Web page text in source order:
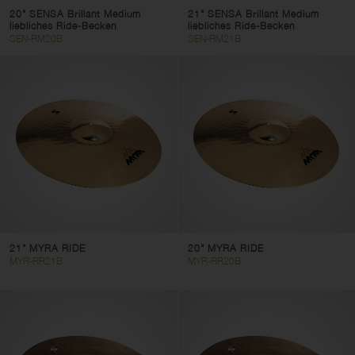
20" SENSA Brillant Medium
liebliches Ride-Becken
SEN-RM20B
21" SENSA Brillant Medium
liebliches Ride-Becken
SEN-RM21B
21" MYRA RIDE
MYR-RR21B
20" MYRA RIDE
MYR-RR20B